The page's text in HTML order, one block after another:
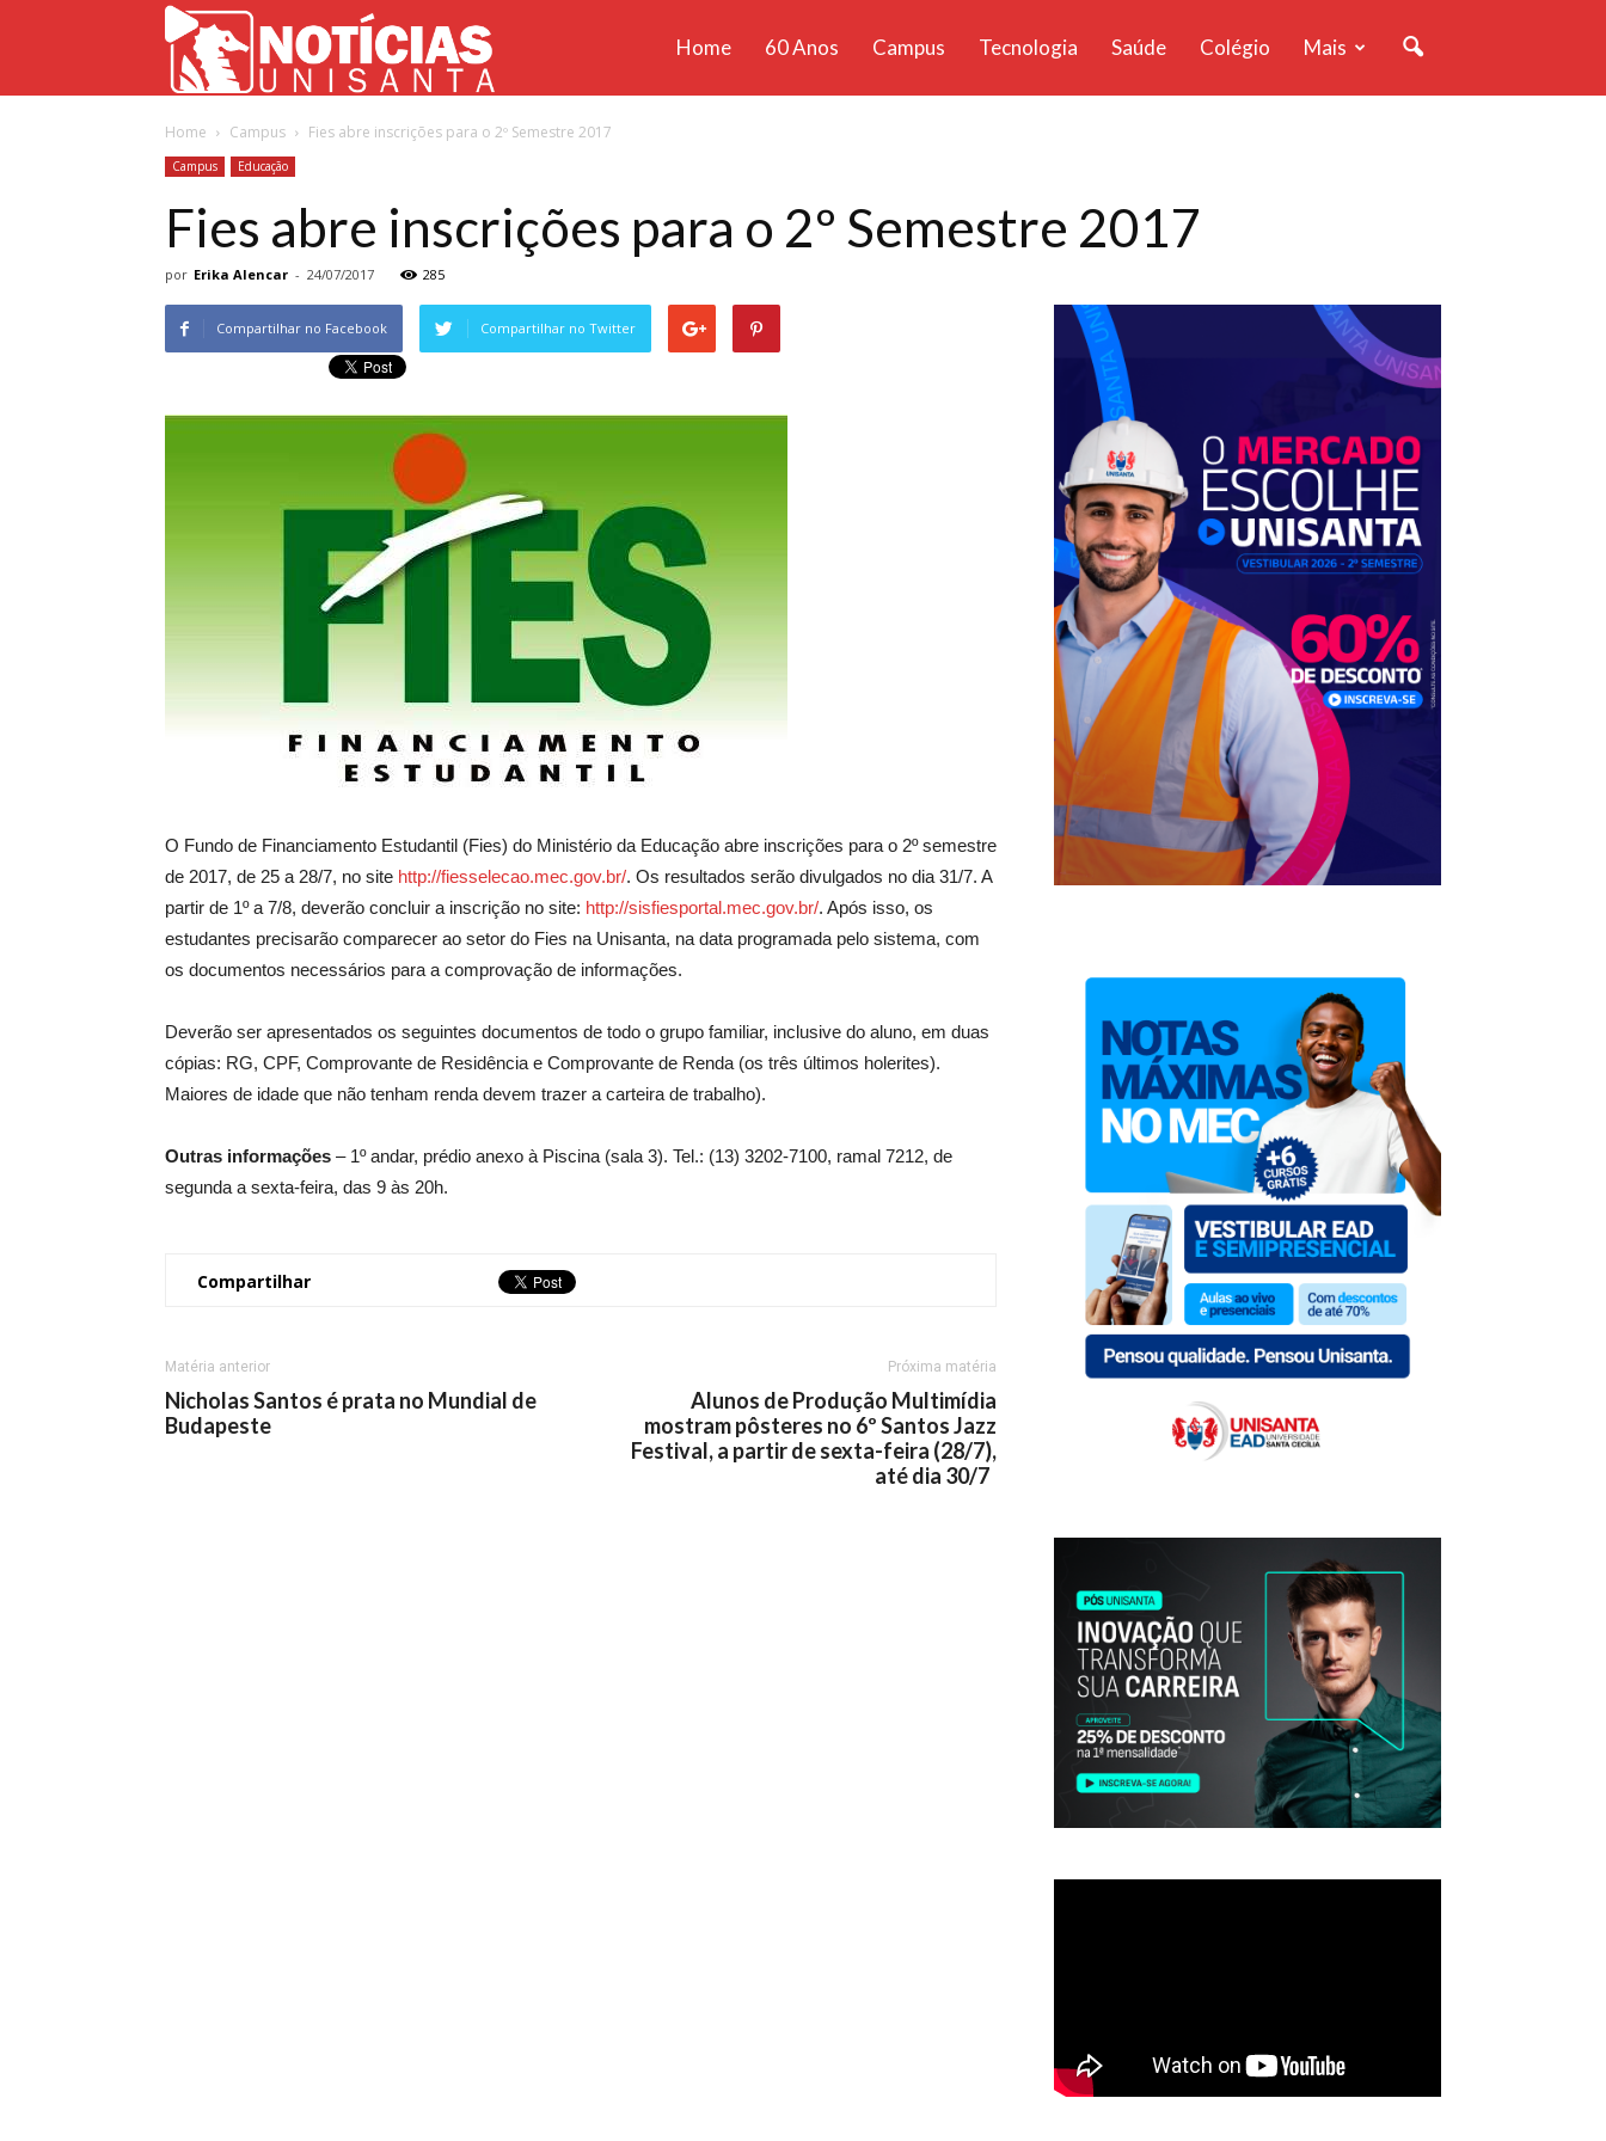
Unisanta
Home 60 Anos Campus Tecnologia Saúde Colégio Mais
Home Campus Fies abre inscrições para o 2º Semestre 2017
Campus Educação
Fies abre inscrições para o 2º Semestre 2017
por Erika Alencar - 24/07/2017 285
Compartilhar no Facebook Compartilhar no Twitter
O Fundo de Financiamento Estudantil (Fies) do Ministério da Educação abre inscrições para o 2º semestre
de 2017, de 25 a 28/7, no site http://fiesselecao.mec.gov.br/. Os resultados serão divulgados no dia 31/7. A
partir de 1º a 7/8, deverão concluir a inscrição no site: http://sisfiesportal.mec.gov.br/. Após isso, os
estudantes precisarão comparecer ao setor do Fies na Unisanta, na data programada pelo sistema, com
os documentos necessários para a comprovação de informações.
Deverão ser apresentados os seguintes documentos de todo o grupo familiar, inclusive do aluno, em duas
cópias: RG, CPF, Comprovante de Residência e Comprovante de Renda (os três últimos holerites).
Maiores de idade que não tenham renda devem trazer a carteira de trabalho).
Outras informações – 1º andar, prédio anexo à Piscina (sala 3). Tel.: (13) 3202-7100, ramal 7212, de
segunda a sexta-feira, das 9 às 20h.
Compartilhar
Matéria anterior
Nicholas Santos é prata no Mundial de
Budapeste
Próxima matéria
Alunos de Produção Multimídia
mostram pôsteres no 6º Santos Jazz
Festival, a partir de sexta-feira (28/7),
até dia 30/7